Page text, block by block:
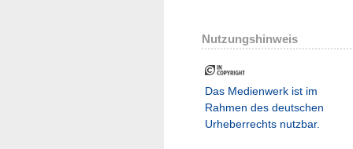
Nutzungshinweis
Das Medienwerk ist im
Rahmen des deutschen
Urheberrechts nutzbar.